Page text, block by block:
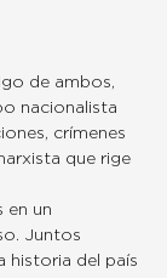
de ambos,
nacionalista
crímenes
que rige
en un
Juntos
historia del país